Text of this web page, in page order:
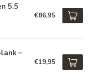
5.5
€86,95
–
€19,95